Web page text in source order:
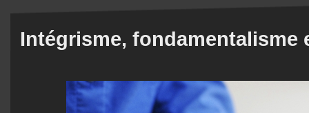
Intégrisme, fondamentalisme